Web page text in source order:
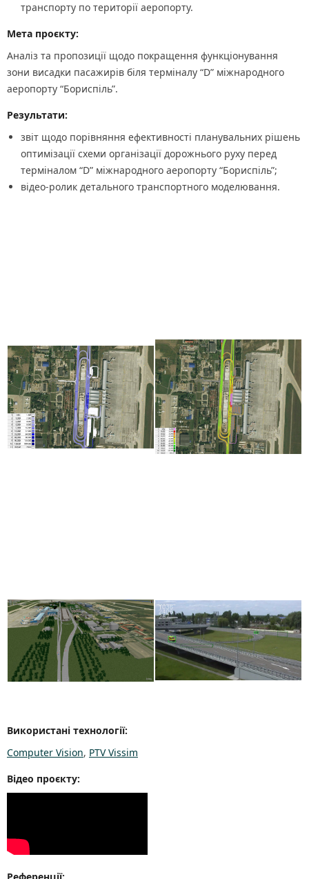
транспорту по території аеропорту.
Мета проєкту:
Аналіз та пропозиції щодо покращення функціонування
зони висадки пасажирів біля терміналу “D” міжнародного
аеропорту “Бориспіль”.
Результати:
звіт щодо порівняння ефективності планувальних рішень
оптимізації схеми організації дорожнього руху перед
терміналом “D” міжнародного аеропорту “Бориспіль”;
відео-ролик детального транспортного моделювання.
Використані технології:
Computer Vision, PTV Vissim
Відео проєкту: